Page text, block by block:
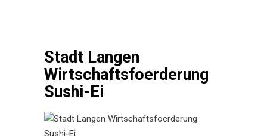
Stadt Langen
Wirtschaftsfoerderung
Sushi-Ei